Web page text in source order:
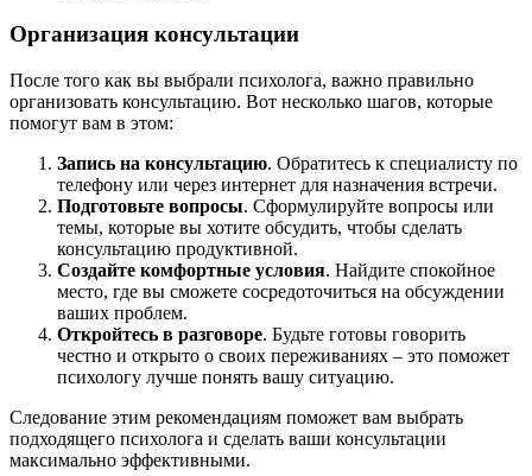
Организация консультации
После того как вы выбрали психолога, важно правильно
организовать консультацию. Вот несколько шагов, которые
помогут вам в этом:
Запись на консультацию. Обратитесь к специалисту по
телефону или через интернет для назначения встречи.
Подготовьте вопросы. Сформулируйте вопросы или
темы, которые вы хотите обсудить, чтобы сделать
консультацию продуктивной.
Создайте комфортные условия. Найдите спокойное
место, где вы сможете сосредоточиться на обсуждении
ваших проблем.
Откройтесь в разговоре. Будьте готовы говорить
честно и открыто о своих переживаниях – это поможет
психологу лучше понять вашу ситуацию.
Следование этим рекомендациям поможет вам выбрать
подходящего психолога и сделать ваши консультации
максимально эффективными.